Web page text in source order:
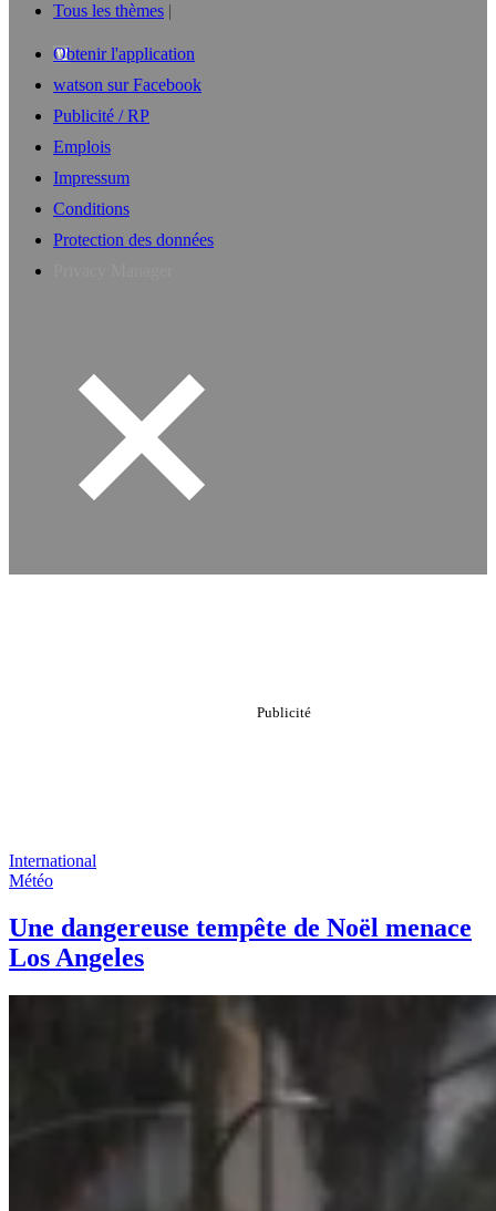
Tous les thèmes
Obtenir l'application
watson sur Facebook
Publicité / RP
Emplois
Impressum
Conditions
Protection des données
International
Météo
Une dangereuse tempête de Noël menace
Los Angeles